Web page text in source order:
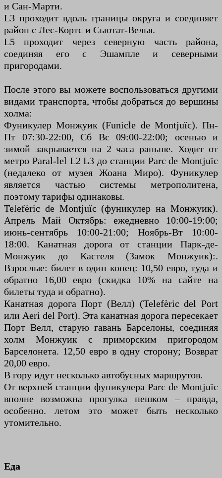
и Сан-Марти.
L3 проходит вдоль границы округа и соединяет
район с Лес-Кортс и Сьютат-Велья.
L5 проходит через северную часть района,
соединяя его с Эшампле и северными
пригородами.
После этого вы можете воспользоваться другими
видами транспорта, чтобы добраться до вершины
холма:
Фуникулер Монжуик (Funicle de Montjuïc). Пн-
Пт 07:30-22:00, Сб Вс 09:00-22:00; осенью и
зимой закрывается на 2 часа раньше. Ходит от
метро Paral-lel L2 L3 до станции Parc de Montjuïc
(недалеко от музея Жоана Миро). Фуникулер
является частью системы метрополитена,
поэтому тарифы одинаковы.
Telefèric de Montjuïc (фуникулер на Монжуик).
Апрель Май Октябрь: ежедневно 10:00-19:00;
июнь-сентябрь 10:00-21:00; Ноябрь-Вт 10:00-
18:00. Канатная дорога от станции Парк-де-
Монжуик до Кастеля (Замок Монжуик):.
Взрослые: билет в один конец: 10,50 евро, туда и
обратно 16,00 евро (скидка 10% на сайте на
билеты туда и обратно).
Канатная дорога Порт (Велл) (Telefèric del Port
или Aeri del Port). Эта канатная дорога пересекает
Порт Велл, старую гавань Барселоны, соединяя
холм Монжуик с приморским пригородом
Барселонета. 12,50 евро в одну сторону; Возврат
20,00 евро.
В гору идут несколько автобусных маршрутов.
От верхней станции фуникулера Parc de Montjuïc
вполне возможна прогулка пешком – правда,
особенно. летом это может быть несколько
утомительно.
Еда